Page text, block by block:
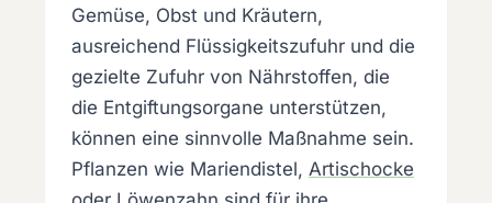
Gemüse, Obst und Kräutern,
ausreichend Flüssigkeitszufuhr und die
gezielte Zufuhr von Nährstoffen, die
die Entgiftungsorgane unterstützen,
können eine sinnvolle Maßnahme sein.
Pflanzen wie Mariendistel, Artischocke